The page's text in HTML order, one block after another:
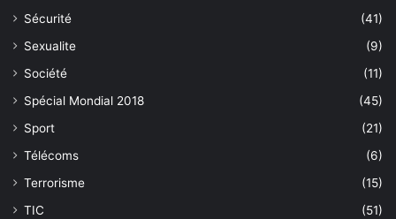
Sécurité
(41)
Sexualite
(9)
Société
(11)
Spécial Mondial 2018
(45)
Sport
(21)
Télécoms
(6)
Terrorisme
(15)
TIC
(51)